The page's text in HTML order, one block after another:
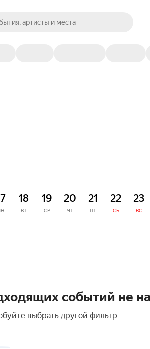
артисты и места
18
ВТ
19
СР
20
ЧТ
21
ПТ
22
СБ
23
ВС
событий не
выбрать другой фильтр